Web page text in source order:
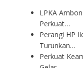
LPKA
Perkuat…
Perangi HP
Turunkan…
Perkuat